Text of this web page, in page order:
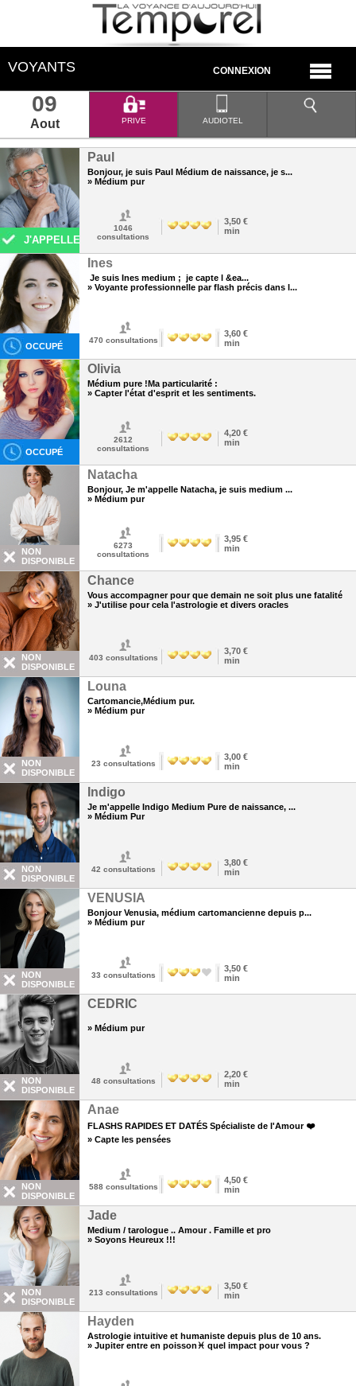
VOYANTS CONNEXION
09
Aout PRIVE AUDIOTEL
J'APPELLE
Paul
Bonjour, je suis Paul Médium de naissance, je s...
» Médium pur
1046
consultations
3,50 €
min
OCCUPÉ
Ines
Je suis Ines medium ; je capte l &ea...
» Voyante professionnelle par flash précis dans l...
470 consultations
3,60 €
min
OCCUPÉ
Olivia
Médium pure !Ma particularité :
» Capter l'état d'esprit et les sentiments.
2612
consultations
4,20 €
min
NON
DISPONIBLE
Natacha
Bonjour, Je m'appelle Natacha, je suis medium ...
» Médium pur
6273
consultations
3,95 €
min
NON
DISPONIBLE
Chance
Vous accompagner pour que demain ne soit plus une fatalité
» J'utilise pour cela l'astrologie et divers oracles
403 consultations
3,70 €
min
NON
DISPONIBLE
Louna
Cartomancie,Médium pur.
» Médium pur
23 consultations
3,00 €
min
NON
DISPONIBLE
Indigo
Je m'appelle Indigo Medium Pure de naissance, ...
» Médium Pur
42 consultations
3,80 €
min
NON
DISPONIBLE
VENUSIA
Bonjour Venusia, médium cartomancienne depuis p...
» Médium pur
33 consultations
3,50 €
min
NON
DISPONIBLE
CEDRIC
» Médium pur
48 consultations
2,20 €
min
NON
DISPONIBLE
Anae
FLASHS RAPIDES ET DATÉS Spécialiste de l'Amour ❤️
» Capte les pensées
588consultations
4,50 €
min
NON
DISPONIBLE
Jade
Medium / tarologue .. Amour . Famille et pro
» Soyons Heureux !!!
213 consultations
3,50 €
min
Hayden
Astrologie intuitive et humaniste depuis plus de 10 ans.
» Jupiter entre en poisson♓ quel impact pour vous ?